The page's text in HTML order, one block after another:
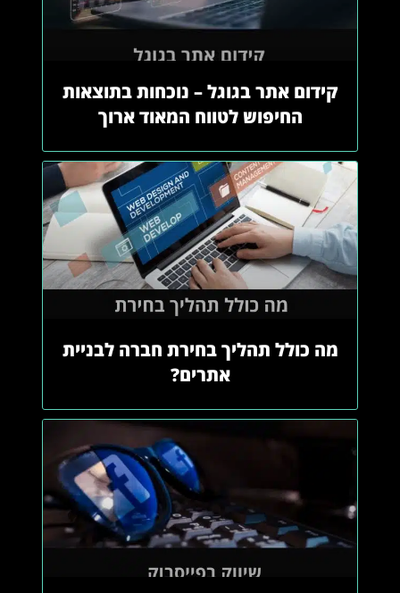
קידום אתר בגוגל – נוכחות בתוצאות
החיפוש לטווח המאוד ארוך
מה כולל תהליך בחירת חברה לבניית
אתרים?